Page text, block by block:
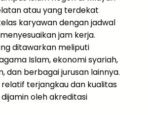
atau yang terdekat
karyawan dengan jadwal
jam kerja.
ditawarkan meliputi
Islam, ekonomi syariah,
dan berbagai jurusan lainnya.
relatif terjangkau dan kualitas
oleh akreditasi